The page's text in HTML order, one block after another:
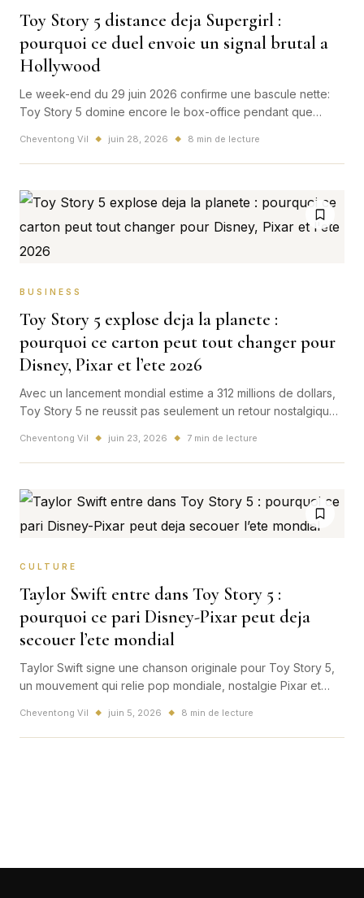
Toy Story 5 distance deja Supergirl :
pourquoi ce duel envoie un signal brutal a
Hollywood
Le week-end du 29 juin 2026 confirme une bascule nette:
Toy Story 5 domine encore le box-office pendant que
bien au-dela des salles americaines.
Cheventong Vil ◆ juin 28, 2026 ◆ 8 min de lecture
BUSINESS
Toy Story 5 explose deja la planete :
pourquoi ce carton peut tout changer pour
Disney, Pixar et l’ete 2026
Avec un lancement mondial estime a 312 millions de dollars,
Toy Story 5 ne reussit pas seulement un retour nostalgique:
divertissement mondial.
Cheventong Vil ◆ juin 23, 2026 ◆ 7 min de lecture
CULTURE
Taylor Swift entre dans Toy Story 5 :
pourquoi ce pari Disney-Pixar peut deja
secouer l’ete mondial
Taylor Swift signe une chanson originale pour Toy Story 5,
un mouvement qui relie pop mondiale, nostalgie Pixar et
Cheventong Vil ◆ juin 5, 2026 ◆ 8 min de lecture